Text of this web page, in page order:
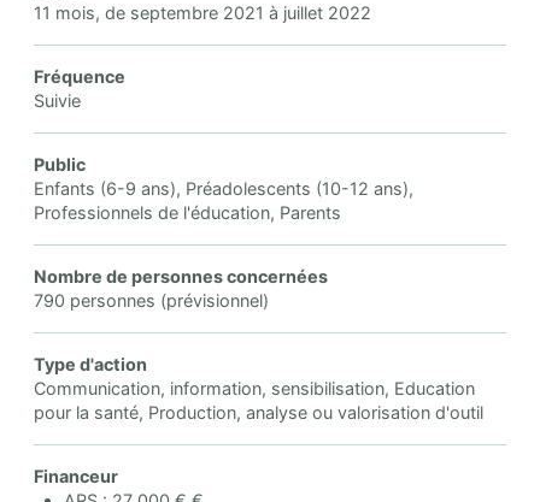
11 mois, de septembre 2021 à juillet 2022
Fréquence
Suivie
Public
Enfants (6-9 ans), Préadolescents (10-12 ans),
Professionnels de l'éducation, Parents
Nombre de personnes concernées
790 personnes (prévisionnel)
Type d'action
Communication, information, sensibilisation, Education
pour la santé, Production, analyse ou valorisation d'outil
Financeur